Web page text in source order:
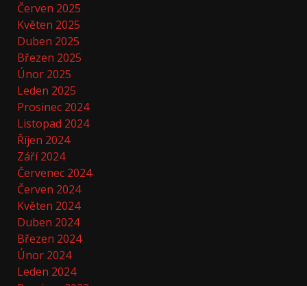
Červen 2025
Květen 2025
Duben 2025
Březen 2025
Únor 2025
Leden 2025
Prosinec 2024
Listopad 2024
Říjen 2024
Září 2024
Červenec 2024
Červen 2024
Květen 2024
Duben 2024
Březen 2024
Únor 2024
Leden 2024